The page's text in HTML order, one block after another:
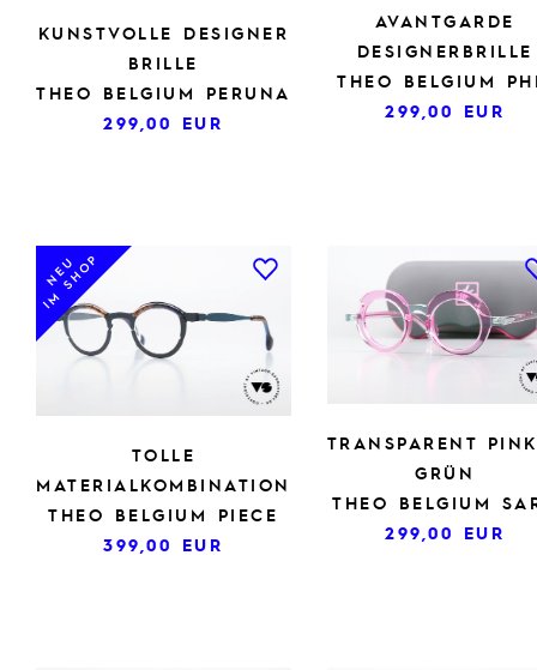
KUNSTVOLLE DESIGNER
BRILLE
THEO BELGIUM PERUNA
299,00 EUR
AVANTGARDE
DESIGNERBRILLE
THEO BELGIUM
299,00 EUR
NEU
IM SHOP
TOLLE
MATERIALKOMBINATION
THEO BELGIUM PIECE
399,00 EUR
TRANSPARENT
GRÜN
THEO BELGIUM
299,00 EUR